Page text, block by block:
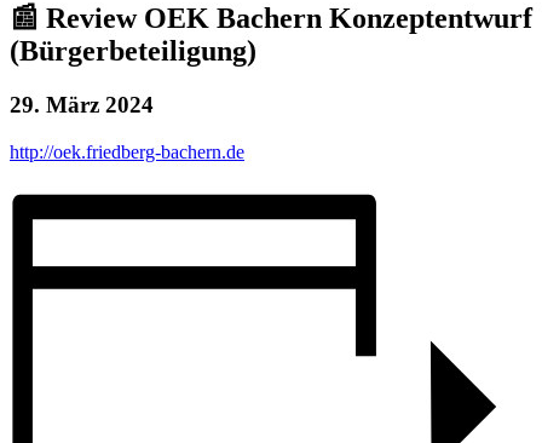
📰 Review OEK Bachern Konzeptentwurf
(Bürgerbeteiligung)
29. März 2024
http://oek.friedberg-bachern.de